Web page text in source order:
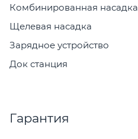
Комбинированная насадка
Щелевая насадка
Зарядное устройство
Док станция
Гарантия